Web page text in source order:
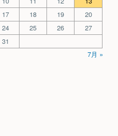
17 18 19
20
24 25 26
27
31
7月 »